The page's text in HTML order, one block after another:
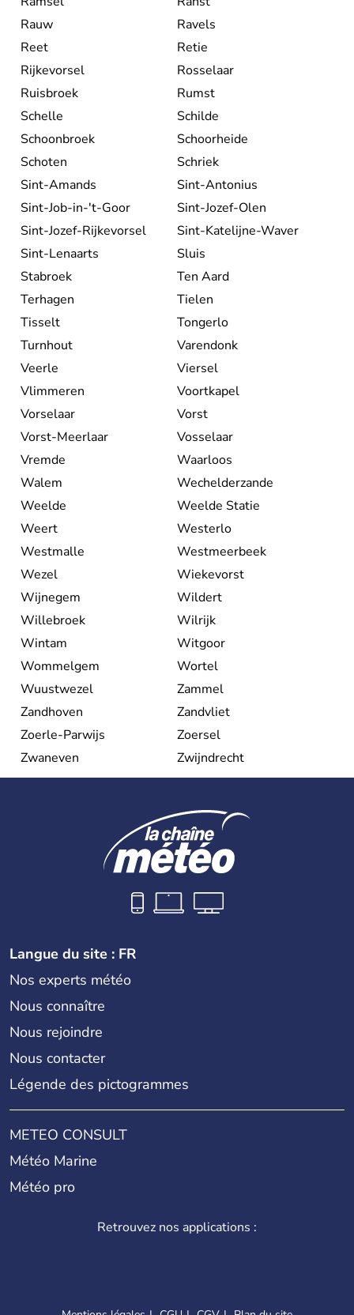
Rauw
Ravels
Reet
Retie
Rijkevorsel
Rosselaar
Ruisbroek
Rumst
Schelle
Schilde
Schoonbroek
Schoorheide
Schoten
Schriek
Sint-Amands
Sint-Antonius
Sint-Job-in-'t-Goor
Sint-Jozef-Olen
Sint-Jozef-Rijkevorsel
Sint-Katelijne-Waver
Sint-Lenaarts
Sluis
Stabroek
Ten Aard
Terhagen
Tielen
Tisselt
Tongerlo
Turnhout
Varendonk
Veerle
Viersel
Vlimmeren
Voortkapel
Vorselaar
Vorst
Vorst-Meerlaar
Vosselaar
Vremde
Waarloos
Walem
Wechelderzande
Weelde
Weelde Statie
Weert
Westerlo
Westmalle
Westmeerbeek
Wezel
Wiekevorst
Wijnegem
Wildert
Willebroek
Wilrijk
Wintam
Witgoor
Wommelgem
Wortel
Wuustwezel
Zammel
Zandhoven
Zandvliet
Zoerle-Parwijs
Zoersel
Zwaneven
Zwijndrecht
Langue du site : FR
Nos experts météo
Nous connaître
Nous rejoindre
Nous contacter
Légende des pictogrammes
METEO CONSULT
Météo Marine
Météo pro
Retrouvez nos applications :